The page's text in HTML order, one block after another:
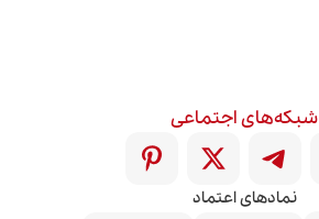
شبکه‌های اجتماعی
نمادهای اعتماد